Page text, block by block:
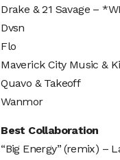
Drake & 21 Savage –
Dvsn
Flo
Maverick City Music &
Quavo & Takeoff
Wanmor
Best Collaboration
“Big Energy” (remix) –